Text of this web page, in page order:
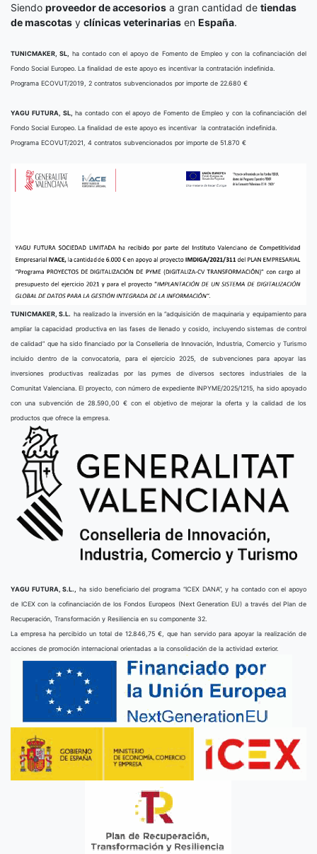
Siendo proveedor de accesorios a gran cantidad de tiendas
de mascotas y clínicas veterinarias en España.
TUNICMAKER, SL,
ha contado con el apoyo de Fomento de Empleo y con la cofinanciación del
Fondo Social Europeo. La finalidad de este apoyo es incentivar la contratación indefinida.
Programa ECOVUT/2019, 2 contratos subvencionados por importe de 22.680 €
YAGU FUTURA, SL,
ha contado con el apoyo de Fomento de Empleo y con la cofinanciación del
Fondo Social Europeo. La finalidad de este apoyo es incentivar la contratación indefinida.
Programa ECOVUT/2021, 4 contratos subvencionados por importe de 51.870 €
TUNICMAKER, S.L. ha realizado la inversión en la “adquisición de maquinaria y equipamiento para
ampliar la capacidad productiva en las fases de llenado y cosido, incluyendo sistemas de control
de calidad” que ha sido financiado por la Conselleria de Innovación, Industria, Comercio y Turismo
incluido dentro de la convocatoria, para el ejercicio 2025, de subvenciones para apoyar las
inversiones productivas realizadas por las pymes de diversos sectores industriales de la
Comunitat Valenciana. El proyecto, con número de expediente INPYME/2025/1215, ha sido apoyado
con una subvención de 28.590,00 € con el objetivo de mejorar la oferta y la calidad de los
productos que ofrece la empresa.
YAGU FUTURA, S.L.,
ha sido beneficiario del programa “ICEX DANA”, y ha contado con el apoyo
de ICEX con la cofinanciación de los Fondos Europeos (Next Generation EU) a través del Plan de
Recuperación, Transformación y Resiliencia en su componente 32.
La empresa ha percibido un total de 12.846,75 €, que han servido para apoyar la realización de
acciones de promoción internacional orientadas a la consolidación de la actividad exterior.